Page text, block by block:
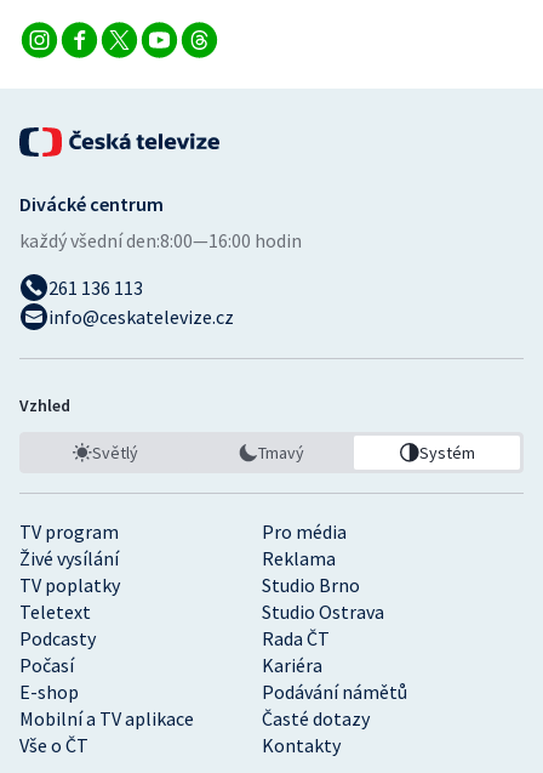
TV program
Pro média
Živé vysílání
Reklama
TV poplatky
Studio Brno
Teletext
Studio Ostrava
Podcasty
Rada ČT
Počasí
Kariéra
E-shop
Podávání námětů
Mobilní a TV aplikace
Časté dotazy
Vše o ČT
Kontakty
Divácké centrum
každý všední den:8:00—16:00 hodin
261 136 113
info@ceskatelevize.cz
Vzhled
Světlý Tmavý Systém